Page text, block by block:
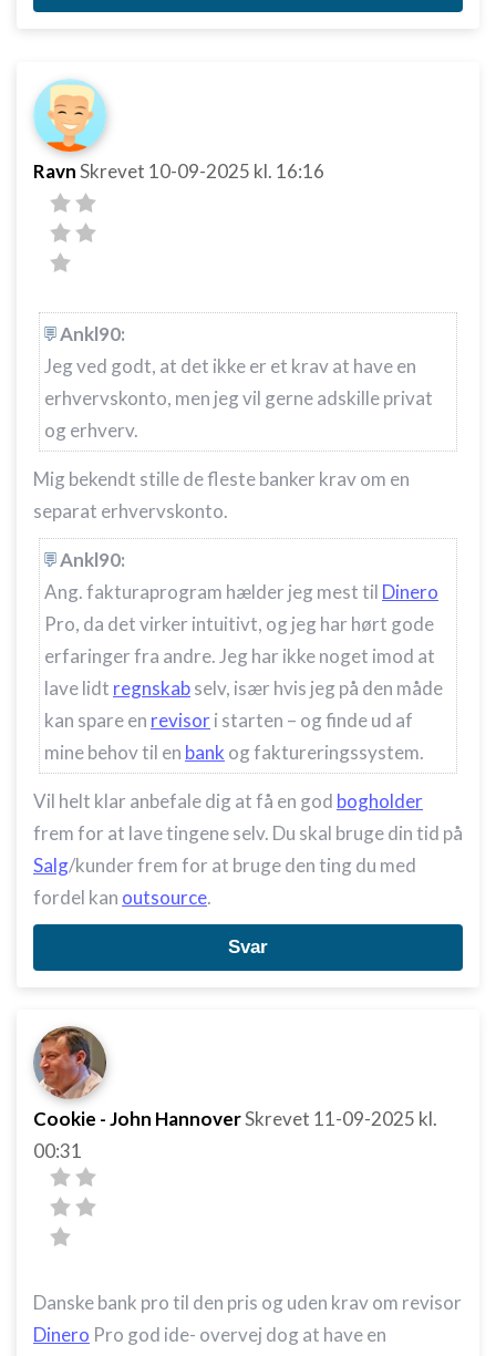
RavnSkrevet 10-09-2025 kl. 16:16
Ankl90:
Jeg ved godt, at det ikke er et krav at have en
erhvervskonto, men jeg vil gerne adskille privat
og erhverv.
Mig bekendt stille de fleste banker krav om en
separat erhvervskonto.
Ankl90:
Ang. fakturaprogram hælder jeg mest til Dinero
Pro, da det virker intuitivt, og jeg har hørt gode
erfaringer fra andre. Jeg har ikke noget imod at
lave lidt regnskabselv, især hvis jeg på den måde
kan spare en revisori starten – og finde ud af
mine behov til en bank og faktureringssystem.
Vil helt klar anbefale dig at få en god bogholder
frem for at lave tingene selv. Du skal bruge din tid på
Salg/kunder frem for at bruge den ting du med
fordel kan outsource.
Svar
Cookie - John HannoverSkrevet 11-09-2025 kl.
00:31
Danske bank pro til den pris og uden krav om revisor
Dinero Pro god ide- overvej dog at have en